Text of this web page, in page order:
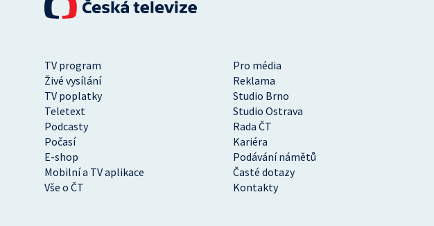
TV program
Pro média
Živé vysílání
Reklama
TV poplatky
Studio Brno
Teletext
Studio Ostrava
Podcasty
Rada ČT
Počasí
Kariéra
E-shop
Podávání námětů
Mobilní a TV aplikace
Časté dotazy
Vše o ČT
Kontakty